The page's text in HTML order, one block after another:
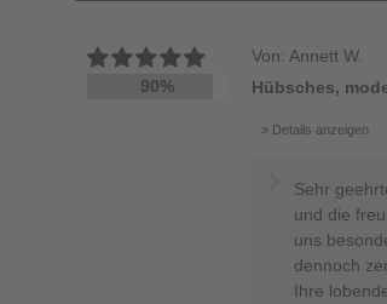
90%
Von: Annett W.
Hübsches,
Details anzeigen
Sehr
und die
uns
dennoch
Ihre